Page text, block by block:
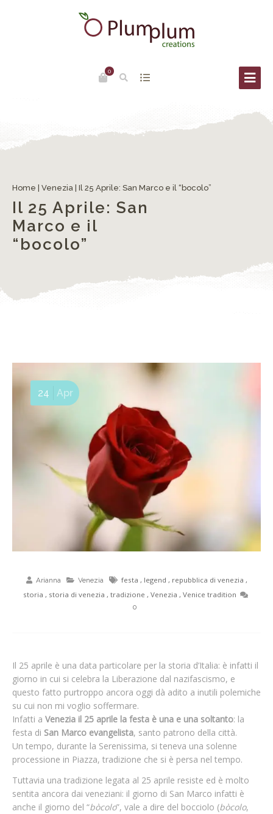
0
Home Venezia Il 25 Aprile: San Marco e il “bocolo”
Il 25 Aprile: San
Marco e il
“bocolo”
Arianna Venezia festa , legend , repubblica di venezia ,
storia , storia di venezia , tradizione , Venezia , Venice tradition
0
24 Apr
Il 25 aprile è una data particolare per la storia d’Italia: è infatti il
giorno in cui si celebra la Liberazione dal nazifascismo, e
questo fatto purtroppo ancora oggi dà adito a inutili polemiche
su cui non mi voglio soffermare.
Infatti a Venezia il 25 aprile la festa è una e una soltanto: la
festa di San Marco evangelista, santo patrono della città.
Un tempo, durante la Serenissima, si teneva una solenne
processione in Piazza, tradizione che si è persa nel tempo.
Tuttavia una tradizione legata al 25 aprile resiste ed è molto
sentita ancora dai veneziani: il giorno di San Marco infatti è
anche il giorno del “bòcolo”, vale a dire del bocciolo (bòcolo,